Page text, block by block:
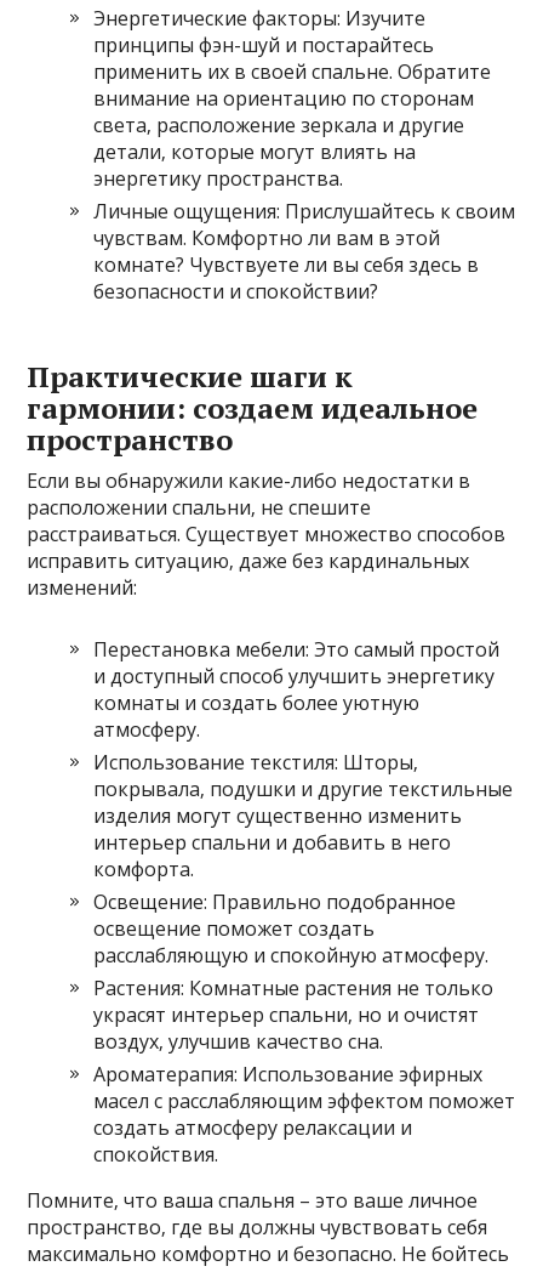
Энергетические факторы: Изучите
принципы фэн-шуй и постарайтесь
применить их в своей спальне. Обратите
внимание на ориентацию по сторонам
света‚ расположение зеркала и другие
детали‚ которые могут влиять на
энергетику пространства.
Личные ощущения: Прислушайтесь к своим
чувствам. Комфортно ли вам в этой
комнате? Чувствуете ли вы себя здесь в
безопасности и спокойствии?
Практические шаги к
гармонии: создаем идеальное
пространство
Если вы обнаружили какие-либо недостатки в
расположении спальни‚ не спешите
расстраиваться. Существует множество способов
исправить ситуацию‚ даже без кардинальных
изменений:
Перестановка мебели: Это самый простой
и доступный способ улучшить энергетику
комнаты и создать более уютную
атмосферу.
Использование текстиля: Шторы‚
покрывала‚ подушки и другие текстильные
изделия могут существенно изменить
интерьер спальни и добавить в него
комфорта.
Освещение: Правильно подобранное
освещение поможет создать
расслабляющую и спокойную атмосферу.
Растения: Комнатные растения не только
украсят интерьер спальни‚ но и очистят
воздух‚ улучшив качество сна.
Ароматерапия: Использование эфирных
масел с расслабляющим эффектом поможет
создать атмосферу релаксации и
спокойствия.
Помните‚ что ваша спальня – это ваше личное
пространство‚ где вы должны чувствовать себя
максимально комфортно и безопасно. Не бойтесь